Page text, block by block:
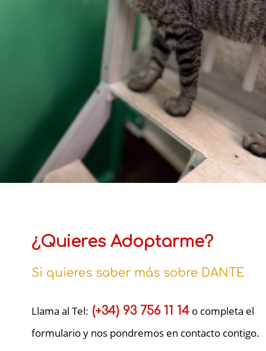
¿Quieres Adoptarme?
Si quieres saber más sobre DANTE
Llama al Tel: (+34) 93 756 11 14 o completa el
formulario y nos pondremos en contacto contigo.